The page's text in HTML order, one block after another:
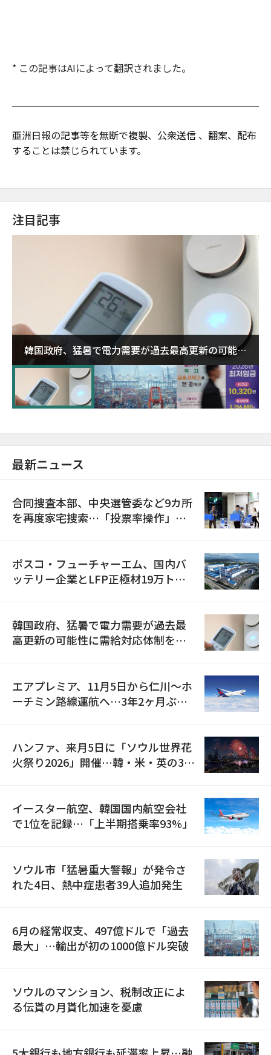
* この記事はAIによって翻訳されました。
亜洲日報の記事等を無断で複製、公衆送信 、翻案、配布
することは禁じられています。
注目記事
韓国政府、猛暑で電力需要が過去最高更新の可能性
に需給対応体制を点検
最新ニュース
合同捜査本部、中央選管委など9カ所
を再度家宅捜索…「投票率操作」の
ポスコ・フューチャーエム、国内バ
ッテリー企業とLFP正極材19万トン
韓国政府、猛暑で電力需要が過去最
高更新の可能性に需給対応体制を点
エアプレミア、11月5日から仁川〜ホ
ーチミン路線運航へ…3年2ヶ月ぶり
ハンファ、来月5日に「ソウル世界花
火祭り2026」開催…韓・米・英の3カ
イースター航空、韓国国内航空会社
で1位を記録…「上半期搭乗率93%」
ソウル市「猛暑重大警報」が発令さ
れた4日、熱中症患者39人追加発生
6月の経常収支、497億ドルで「過去
最大」…輸出が初の1000億ドル突破
ソウルのマンション、税制改正によ
る伝貰の月貰化加速を憂慮